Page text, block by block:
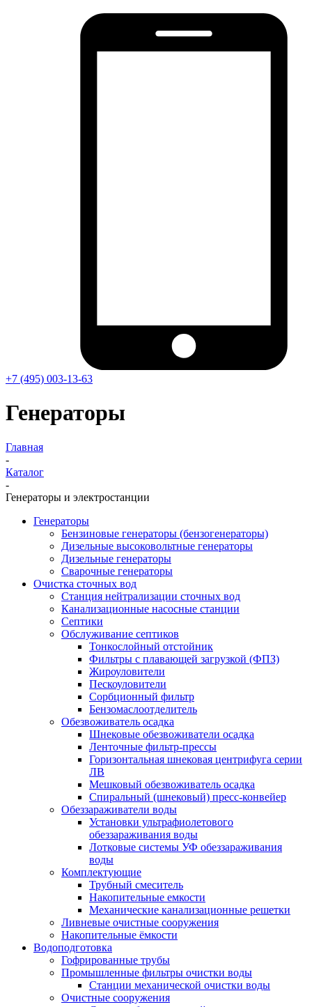
+7 (495) 003-13-63
Генераторы
Главная
-
Каталог
-
Генераторы и электростанции
Генераторы
Бензиновые генераторы (бензогенераторы)
Дизельные высоковольтные генераторы
Дизельные генераторы
Сварочные генераторы
Очистка сточных вод
Станция нейтрализации сточных вод
Канализационные насосные станции
Септики
Обслуживание септиков
Тонкослойный отстойник
Фильтры с плавающей загрузкой (ФПЗ)
Жироуловители
Пескоуловители
Сорбционный фильтр
Бензомаслоотделитель
Обезвоживатель осадка
Шнековые обезвоживатели осадка
Ленточные фильтр-прессы
Горизонтальная шнековая центрифуга серии
ЛВ
Мешковый обезвоживатель осадка
Спиральный (шнековый) пресс-конвейер
Обеззараживатели воды
Установки ультрафиолетового
обеззараживания воды
Лотковые системы УФ обеззараживания
воды
Комплектующие
Трубный смеситель
Накопительные емкости
Механические канализационные решетки
Ливневые очистные сооружения
Накопительные ёмкости
Водоподготовка
Гофрированные трубы
Промышленные фильтры очистки воды
Станции механической очистки воды
Очистные сооружения